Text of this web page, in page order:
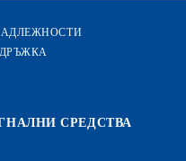
СРЕДСТВА